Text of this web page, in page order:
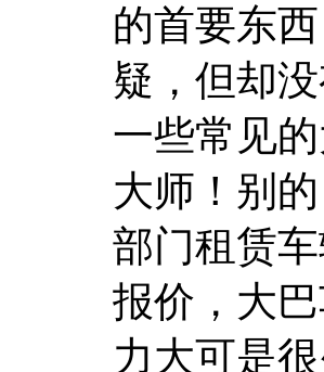
的首要东
疑，但却
一些常见
大师！别
部门租赁
报价，大
力大可是